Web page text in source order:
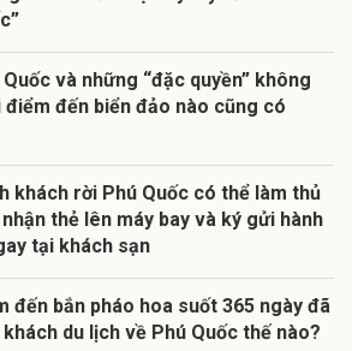
Quốc và những “đặc quyền” không
điểm đến biển đảo nào cũng có
khách rời Phú Quốc có thể làm thủ
thẻ lên máy bay và ký gửi hành
tại khách sạn
đến bắn pháo hoa suốt 365 ngày đã
du lịch về Phú Quốc thế nào?